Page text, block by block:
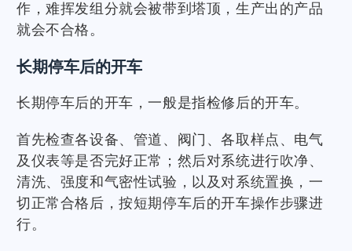
作，难挥发组分就会被带到塔顶，生产出的产品
就会不合格。
长期停车后的开车
长期停车后的开车，一般是指检修后的开车。
首先检查各设备、管道、阀门、各取样点、电气
及仪表等是否完好正常；然后对系统进行吹净、
清洗、强度和气密性试验，以及对系统置换，一
切正常合格后，按短期停车后的开车操作步骤进
行。